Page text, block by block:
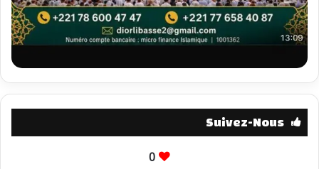
Suivez-Nous
0